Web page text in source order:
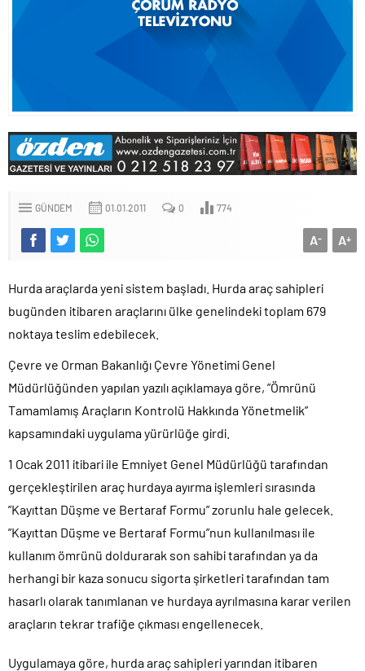
GÜNDEM 01.01.2011 0 774
A+
A-
Hurda araçlarda yeni sistem başladı. Hurda araç sahipleri
bugünden itibaren araçlarını ülke genelindeki toplam 679
noktaya teslim edebilecek.
Çevre ve Orman Bakanlığı Çevre Yönetimi Genel
Müdürlüğünden yapılan yazılı açıklamaya göre, ”Ömrünü
Tamamlamış Araçların Kontrolü Hakkında Yönetmelik”
kapsamındaki uygulama yürürlüğe girdi.
1 Ocak 2011 itibari ile Emniyet Genel Müdürlüğü tarafından
gerçekleştirilen araç hurdaya ayırma işlemleri sırasında
”Kayıttan Düşme ve Bertaraf Formu” zorunlu hale gelecek.
”Kayıttan Düşme ve Bertaraf Formu”nun kullanılması ile
kullanım ömrünü doldurarak son sahibi tarafından ya da
herhangi bir kaza sonucu sigorta şirketleri tarafından tam
hasarlı olarak tanımlanan ve hurdaya ayrılmasına karar verilen
araçların tekrar trafiğe çıkması engellenecek.
Uygulamaya göre, hurda araç sahipleri yarından itibaren